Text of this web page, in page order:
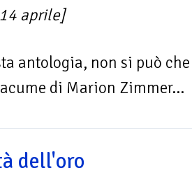
aprile]
antologia, non si può
di Marion Zimmer...
dell'oro